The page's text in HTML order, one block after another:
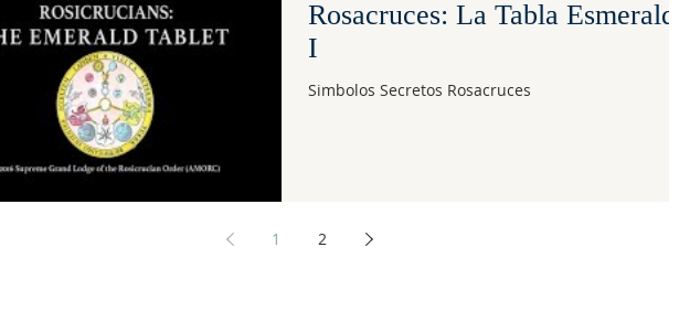
Rosacruces: La Tabla Esmeralda
I
Simbolos Secretos Rosacruces
1 2